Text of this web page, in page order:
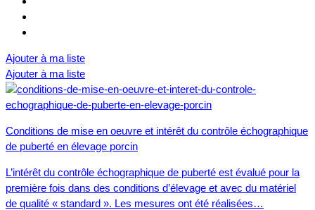
Ajouter à ma liste
Ajouter à ma liste
Conditions de mise en oeuvre et intérêt du contrôle échographique
de puberté en élevage porcin
L’intérêt du contrôle échographique de puberté est évalué pour la
première fois dans des conditions d’élevage et avec du matériel
de qualité « standard ». Les mesures ont été réalisées…